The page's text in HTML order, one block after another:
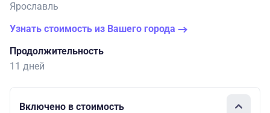
Ярославль
Узнать стоимость из Вашего города
Продолжительность
11 дней
Включено в стоимость